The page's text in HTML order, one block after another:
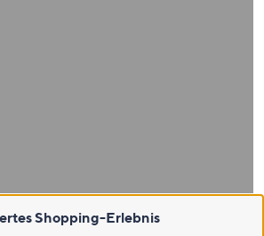
Shopping-Erlebnis